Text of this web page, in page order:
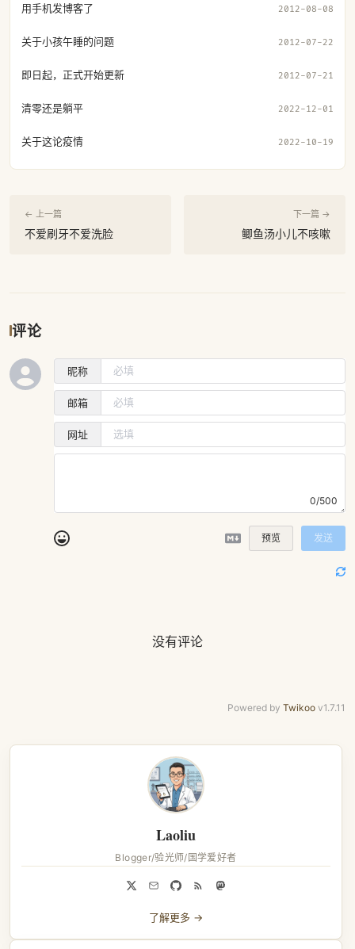
用手机发博客了 2012-08-08
关于小孩午睡的问题 2012-07-22
即日起，正式开始更新 2012-07-21
清零还是躺平 2022-12-01
关于这论疫情 2022-10-19
← 上一篇
不爱刷牙不爱洗脸
下一篇 →
鲫鱼汤小儿不咳嗽
评论
昵称
邮箱
网址
0/500
预览 发送
没有评论
Powered by Twikoo v1.7.11
Laoliu
Blogger/验光师/国学爱好者
了解更多 →